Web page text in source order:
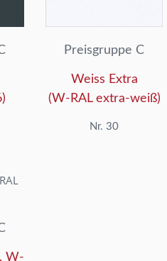
Preisgruppe C
Weiss Extra
(W-RAL extra-weiß)
Nr. 30
W-